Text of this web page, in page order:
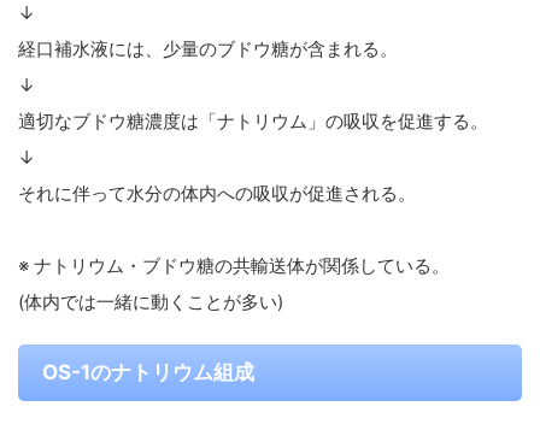
↓
経口補水液には、少量のブドウ糖が含まれる。
↓
適切なブドウ糖濃度は「ナトリウム」の吸収を促進する。
↓
それに伴って水分の体内への吸収が促進される。
※ ナトリウム・ブドウ糖の共輸送体が関係している。
(体内では一緒に動くことが多い)
OS-1のナトリウム組成